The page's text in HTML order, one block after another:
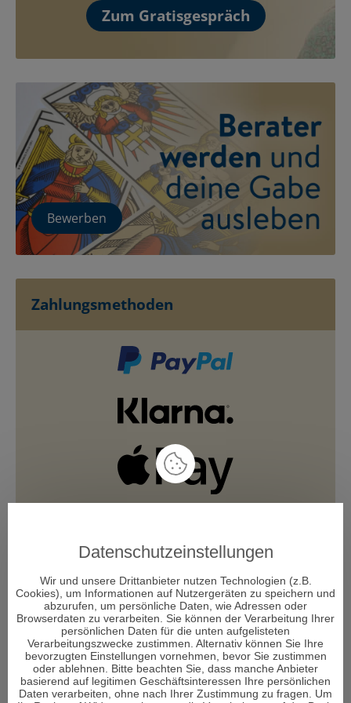
Zum Gratisgespräch
Bewerben
Zahlungsmethoden
Datenschutzeinstellungen
Wir und unsere Drittanbieter nutzen Technologien (z.B.
Cookies), um Informationen auf Nutzergeräten zu speichern und
abzurufen, um persönliche Daten, wie Adressen oder
Browserdaten zu verarbeiten. Sie können der Verarbeitung Ihrer
persönlichen Daten für die unten aufgelisteten
Verarbeitungszwecke zustimmen. Alternativ können Sie Ihre
bevorzugten Einstellungen vornehmen, bevor Sie zustimmen
oder ablehnen. Bitte beachten Sie, dass manche Anbieter
basierend auf legitimen Geschäftsinteressen Ihre persönlichen
Daten verarbeiten, ohne nach Ihrer Zustimmung zu fragen. Um